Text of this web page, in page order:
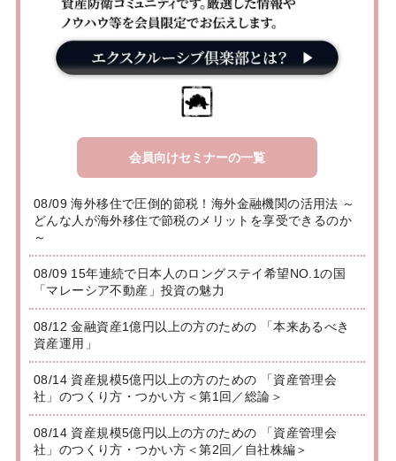
会員向けセミナーの一覧
08/09 海外移住で圧倒的節税！海外金融機関の活用法 ～
どんな人が海外移住で節税のメリットを享受できるのか
～
08/09 15年連続で日本人のロングステイ希望NO.1の国
「マレーシア不動産」投資の魅力
08/12 金融資産1億円以上の方のための 「本来あるべき
資産運用」
08/14 資産規模5億円以上の方のための 「資産管理会
社」のつくり方・つかい方＜第1回／総論＞
08/14 資産規模5億円以上の方のための 「資産管理会
社」のつくり方・つかい方＜第2回／自社株編＞